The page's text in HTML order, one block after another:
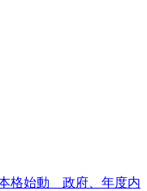
格始動 政府、年度内